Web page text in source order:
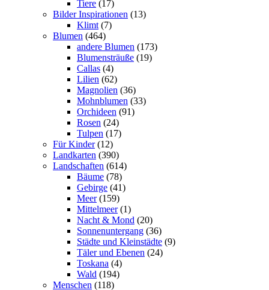
Tiere (17)
Bilder Inspirationen (13)
Klimt (7)
Blumen (464)
andere Blumen (173)
Blumensträuße (19)
Callas (4)
Lilien (62)
Magnolien (36)
Mohnblumen (33)
Orchideen (91)
Rosen (24)
Tulpen (17)
Für Kinder (12)
Landkarten (390)
Landschaften (614)
Bäume (78)
Gebirge (41)
Meer (159)
Mittelmeer (1)
Nacht & Mond (20)
Sonnenuntergang (36)
Städte und Kleinstädte (9)
Täler und Ebenen (24)
Toskana (4)
Wald (194)
Menschen (118)